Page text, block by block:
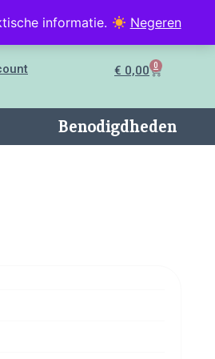
informatie. Negeren
€ 0,00 0
Benodigdheden